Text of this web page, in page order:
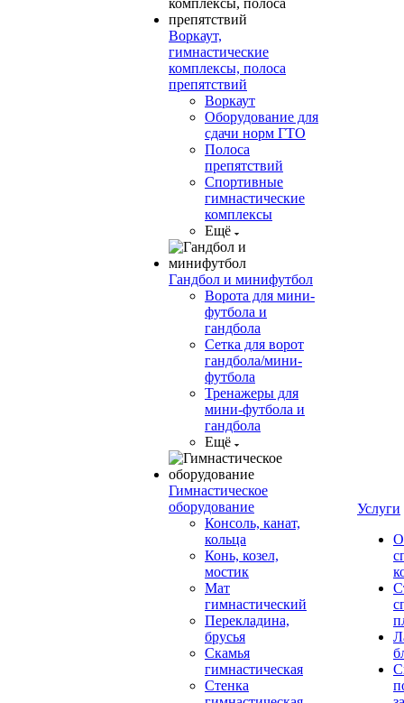
Воркаут,
гимнастические
комплексы, полоса
препятствий
Воркаут
Оборудование для
сдачи норм ГТО
Полоса
препятствий
Спортивные
гимнастические
комплексы
Ещё
Гандбол и минифутбол
Ворота для мини-
футбола и
гандбола
Сетка для ворот
гандбола/мини-
футбола
Тренажеры для
мини-футбола и
гандбола
Ещё
Гимнастическое
оборудование
Консоль, канат,
кольца
Конь, козел,
мостик
Мат
гимнастический
Перекладина,
брусья
Скамья
гимнастическая
Стенка
Услуги